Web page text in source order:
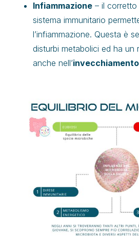
Infiammazione – il
sistema immunitario
l’infiammazione. Questa è
disturbi metabolici ed ha un
anche nell’invecchiamento